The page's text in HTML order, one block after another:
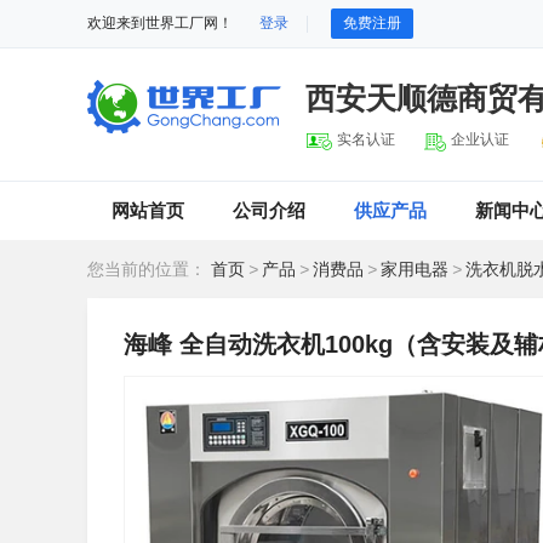
欢迎来到世界工厂网！ 登录 免费注册
西安天顺德商贸
实名认证 企业认证
网站首页 公司介绍 供应产品 新闻中
您当前的位置： 首页 > 产品 >消费品 >家用电器 >洗衣机脱
海峰 全自动洗衣机100kg（含安装及